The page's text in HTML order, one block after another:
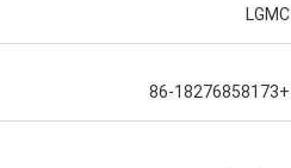
LGMC
+86-18276858173